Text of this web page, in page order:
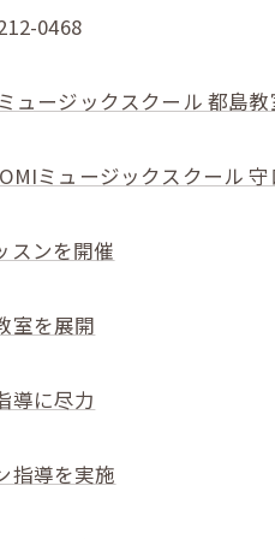
0468
ュージックスクール 都島教
ミュージックスクール
スンを開催
室を展開
導に尽力
指導を実施